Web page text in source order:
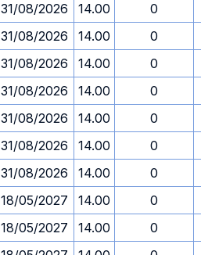
31/08/2026 14.00 0
31/08/2026 14.00 0
31/08/2026 14.00 0
31/08/2026 14.00 0
31/08/2026 14.00 0
31/08/2026 14.00 0
31/08/2026 14.00 0
18/05/2027 14.00 0
18/05/2027 14.00 0